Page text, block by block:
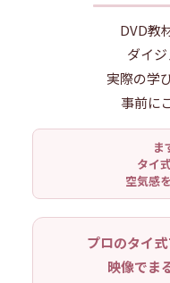
DVD教
ダイジ
実際の学
事前に
ま
タイ
空気感
プロのタイ式
映像でま